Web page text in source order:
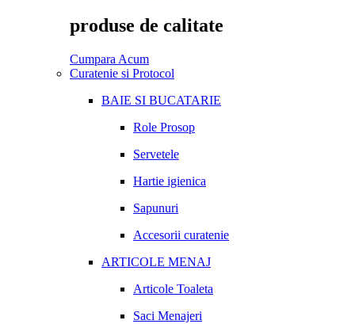
produse de calitate
Cumpara Acum
Curatenie si Protocol
BAIE SI BUCATARIE
Role Prosop
Servetele
Hartie igienica
Sapunuri
Accesorii curatenie
ARTICOLE MENAJ
Articole Toaleta
Saci Menajeri